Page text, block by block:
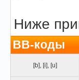
Ниже
BB-коды
[b], [i], [u]